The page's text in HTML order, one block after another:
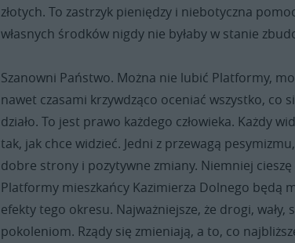
złotych. To zastrzyk pieniędzy i niebotyczna
własnych środków nigdy nie byłaby w stanie
Szanowni Państwo. Można nie lubić Platformy,
nawet czasami krzywdząco oceniać wszystko, co
działo. To jest prawo każdego człowieka. Każdy
tak, jak chce widzieć. Jedni z przewagą
dobre strony i pozytywne zmiany. Niemniej
Platformy mieszkańcy Kazimierza Dolnego będą
efekty tego okresu. Najważniejsze, że drogi, wały,
pokoleniom. Rządy się zmieniają, a to, co